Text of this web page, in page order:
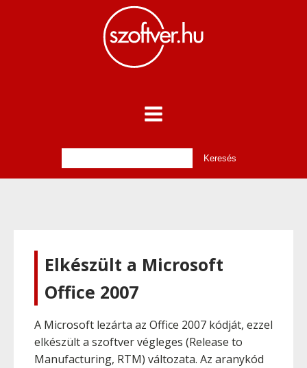
Elkészült a Microsoft
Office 2007
A Microsoft lezárta az Office 2007 kódját, ezzel
elkészült a szoftver végleges (Release to
Manufacturing, RTM) változata. Az aranykód